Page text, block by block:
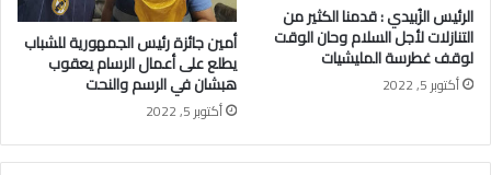
الرئيس الزُبيدي : قدمنا الكثير من
التنازلات لأجل السلام وحان الوقت
لوقف غطرسة المليشيات
أكتوبر 5, 2022
أمين جائزة رئيس الجمهورية للشباب
يطلع على أعمال الرسام يعقوب
هبشان في الرسم والنحت
أكتوبر 5, 2022